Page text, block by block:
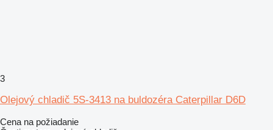
3
Olejový chladič 5S-3413 na buldozéra Caterpillar D6D
Cena na požiadanie